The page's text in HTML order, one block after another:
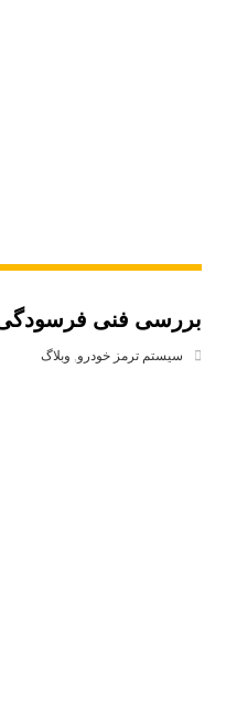
بررسی فنی
سیستم ترمز خودرو وبلاگ